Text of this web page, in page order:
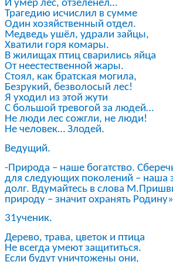
И умер лес, отзеленел…
Трагедию исчислил в сумме
Один хозяйственный отдел.
Медведь ушёл, удрали зайцы,
Хватили горя комары.
В жилищах птиц сварились яйца
От неестественной жары.
Стоял, как братская могила,
Безрукий, безволосый лес!
Я уходил из этой жути
С большой тревогой за людей…
Не люди лес сожгли, не люди!
Не человек… Злодей.
Ведущий.
-Природа – наше богатство.
для следующих поколений – наша
долг. Вдумайтесь в слова
природу – значит охранять
31ученик.
Дерево, трава, цветок и птица
Не всегда умеют защититься.
Если будут уничтожены они,